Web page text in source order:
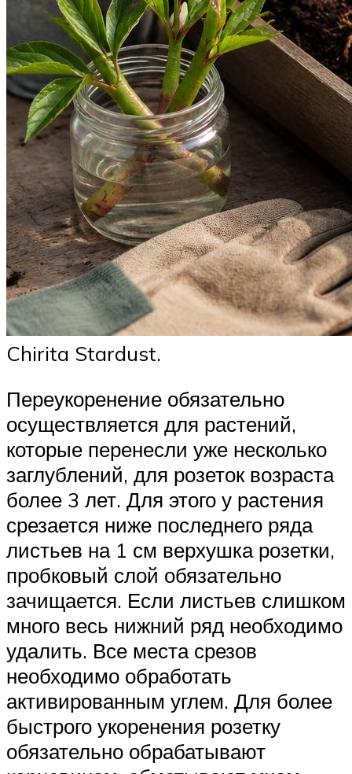
Chirita Stardust.
Переукоренение обязательно
осуществляется для растений,
которые перенесли уже несколько
заглублений, для розеток возраста
более 3 лет. Для этого у растения
срезается ниже последнего ряда
листьев на 1 см верхушка розетки,
пробковый слой обязательно
зачищается. Если листьев слишком
много весь нижний ряд необходимо
удалить. Все места срезов
необходимо обработать
активированным углем. Для более
быстрого укоренения розетку
обязательно обрабатывают